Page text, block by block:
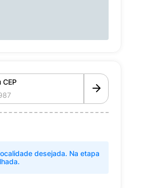
CEP
desejada. Na etapa